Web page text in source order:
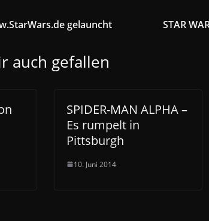
gelauncht STAR
auch gefallen
SPIDER-MAN ALPHA –
Es rumpelt in
Pittsburgh
10. Juni 2014